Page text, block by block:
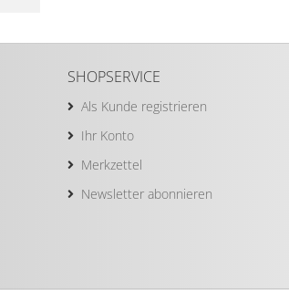
SHOPSERVICE
Als Kunde registrieren
Ihr Konto
Merkzettel
Newsletter abonnieren